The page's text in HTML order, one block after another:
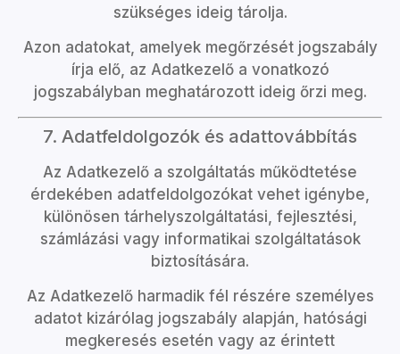
szükséges ideig tárolja.
Azon adatokat, amelyek megőrzését jogszabály
írja elő, az Adatkezelő a vonatkozó
jogszabályban meghatározott ideig őrzi meg.
7. Adatfeldolgozók és adattovábbítás
Az Adatkezelő a szolgáltatás működtetése
érdekében adatfeldolgozókat vehet igénybe,
különösen tárhelyszolgáltatási, fejlesztési,
számlázási vagy informatikai szolgáltatások
biztosítására.
Az Adatkezelő harmadik fél részére személyes
adatot kizárólag jogszabály alapján, hatósági
megkeresés esetén vagy az érintett